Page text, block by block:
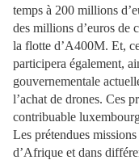
temps à 200 millions
des millions d’euros de
la flotte d’A400M. Et,
participera également,
gouvernementale
l’achat de drones. Ces
contribuable
Les prétendues
d’Afrique et dans